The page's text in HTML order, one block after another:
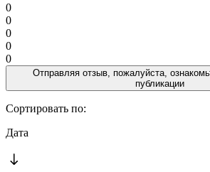
0
0
0
0
0
Отправляя отзыв, пожалуйста,
публикации
Сортировать по:
Дата